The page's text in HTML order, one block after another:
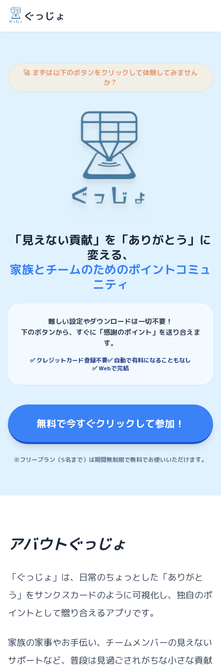
ぐっじょ
🚀 まずは以下のボタンをクリックして体験してみません
か？
「見えない貢献」を「ありがとう」に
変える、
家族とチームのためのポイントコミュ
ニティ
難しい設定やダウンロードは一切不要！
下のボタンから、すぐに「感謝のポイント」を送り合えま
す。
✅ クレジットカード登録不要✅ 自動で有料になることもなし
✅ Webで完結
無料で今すぐクリックして参加！
※フリープラン（5名まで）は期間無制限で無料でお使いいただけます。
アバウトぐっじょ
「ぐっじょ」は、日常のちょっとした「ありがと
う」をサンクスカードのように可視化し、独自のポ
イントとして贈り合えるアプリです。
家族の家事やお手伝い、チームメンバーの見えない
サポートなど、普段は見過ごされがちな小さな貢献